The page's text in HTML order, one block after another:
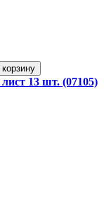
13 шт. (07105)